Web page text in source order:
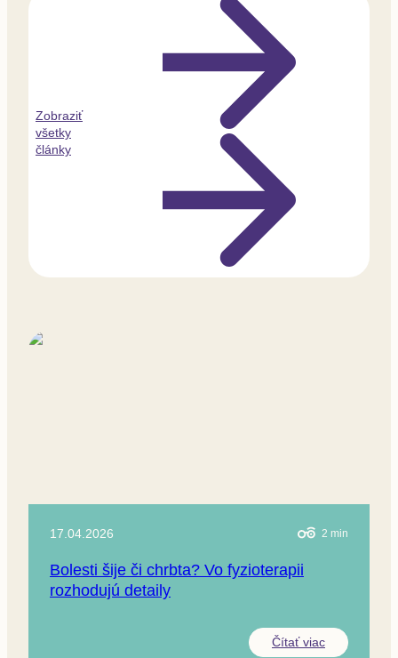
Zobraziť
všetky
články
17.04.2026 2 min
Bolesti šije či chrbta? Vo fyzioterapii
rozhodujú detaily
Čítať viac